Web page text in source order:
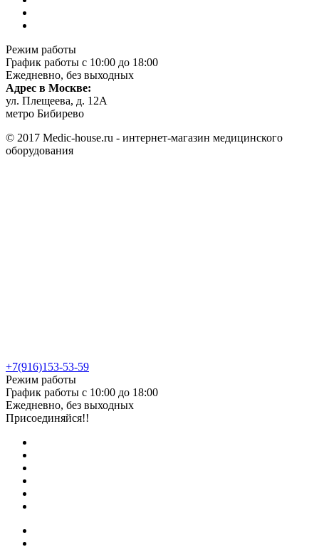
Режим работы
График работы с 10:00 до 18:00
Ежедневно, без выходных
Адрес в Москве:
ул. Плещеева, д. 12А
метро Бибирево
© 2017 Medic-house.ru - интернет-магазин медицинского
оборудования
+7(916)153-53-59
Режим работы
График работы с 10:00 до 18:00
Ежедневно, без выходных
Присоединяйся!!